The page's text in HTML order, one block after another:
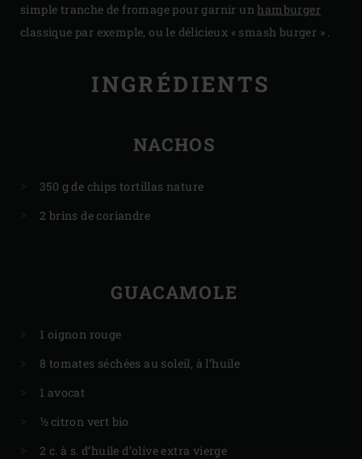
simple tranche de fromage pour garnir unhamburger
classique par exemple, ou le délicieux « smash burger » .
INGRÉDIENTS
NACHOS
350 g de chips tortillas nature
2 brins de coriandre
GUACAMOLE
1 oignon rouge
8 tomates séchées au soleil, à l’huile
1 avocat
½ citron vert bio
2 c. à s. d’huile d’olive extra vierge